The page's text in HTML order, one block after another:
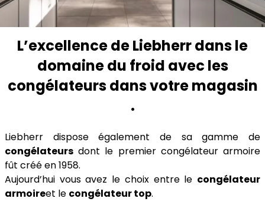
L’excellence de Liebherr dans le
domaine du froid avec les
congélateurs dans votre magasin
.
Liebherr dispose également de sa gamme de
congélateurs dont le premier congélateur armoire
fût créé en 1958.
Aujourd’hui vous avez le choix entre le congélateur
armoireet le congélateur top.